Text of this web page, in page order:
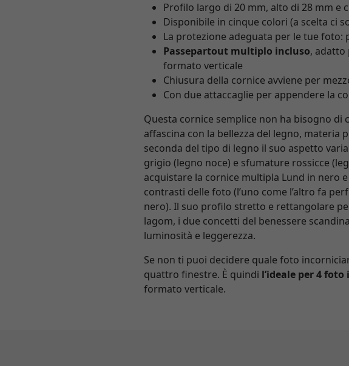
Profilo largo di 20 mm, alto di 28 mm e
Disponibile in cinque colori (a scelta ci
La protezione adeguata per le tue
Passepartout multiplo incluso, adatto
formato verticale
Chiusura della cornice avviene per
Con due attaccaglie per appendere la
Questa cornice semplice non ha bisogno di
affascina con la bellezza del legno, materia
seconda del tipo di legno il suo aspetto
grigio (legno noce) e sfumature rossicce
acquistare la cornice multipla Lund in nero
contrasti delle foto (l’uno come l’altro fa
nero). Il suo profilo stretto e rettangolare
lagom, i due concetti del benessere
luminosità e leggerezza.
Se non ti puoi decidere quale foto
quattro finestre. È quindi l’ideale per 4
formato verticale.